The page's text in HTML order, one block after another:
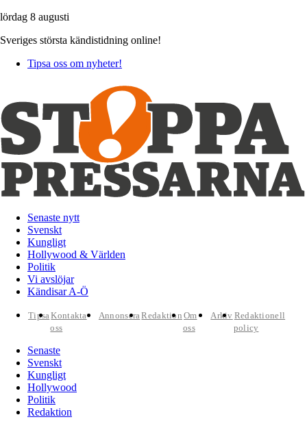
lördag 8 augusti
Sveriges största kändistidning online!
Tipsa oss om nyheter!
Senaste nytt
Svenskt
Kungligt
Hollywood & Världen
Politik
Vi avslöjar
Kändisar A-Ö
TipsaKontakta
oss
AnnonseraRedaktion Om
oss
Arkiv Redaktionell
policy
Senaste
Svenskt
Kungligt
Hollywood
Politik
Redaktion